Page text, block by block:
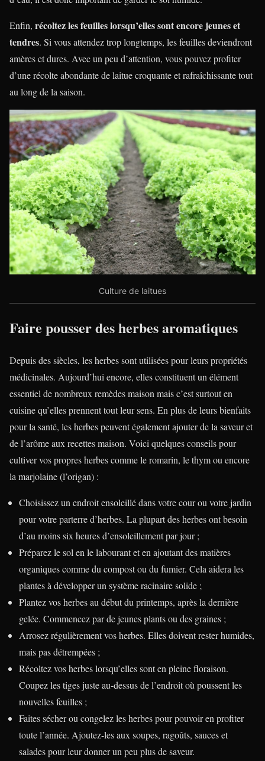
Enfin, récoltez les feuilles lorsqu’elles sont encore jeunes et
tendres. Si vous attendez trop longtemps, les feuilles deviendront
amères et dures. Avec un peu d’attention, vous pouvez profiter
d’une récolte abondante de laitue croquante et rafraîchissante tout
au long de la saison.
Culture de laitues
Faire pousser des herbes aromatiques
Depuis des siècles, les herbes sont utilisées pour leurs propriétés
médicinales. Aujourd’hui encore, elles constituent un élément
essentiel de nombreux remèdes maison mais c’est surtout en
cuisine qu’elles prennent tout leur sens. En plus de leurs bienfaits
pour la santé, les herbes peuvent également ajouter de la saveur et
de l’arôme aux recettes maison. Voici quelques conseils pour
cultiver vos propres herbes comme le romarin, le thym ou encore
la marjolaine (l’origan) :
Choisissez un endroit ensoleillé dans votre cour ou votre jardin
pour votre parterre d’herbes. La plupart des herbes ont besoin
d’au moins six heures d’ensoleillement par jour ;
Préparez le sol en le labourant et en ajoutant des matières
organiques comme du compost ou du fumier. Cela aidera les
plantes à développer un système racinaire solide ;
Plantez vos herbes au début du printemps, après la dernière
gelée. Commencez par de jeunes plants ou des graines ;
Arrosez régulièrement vos herbes. Elles doivent rester humides,
mais pas détrempées ;
Récoltez vos herbes lorsqu’elles sont en pleine floraison.
Coupez les tiges juste au-dessus de l’endroit où poussent les
nouvelles feuilles ;
Faites sécher ou congelez les herbes pour pouvoir en profiter
toute l’année. Ajoutez-les aux soupes, ragoûts, sauces et
salades pour leur donner un peu plus de saveur.